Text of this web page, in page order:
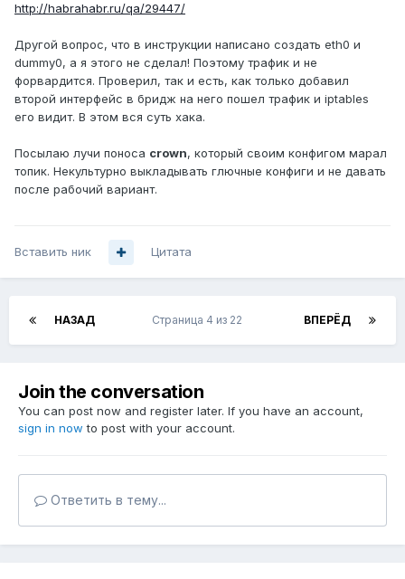
http://habrahabr.ru/qa/29447/
Другой вопрос, что в инструкции написано создать eth0 и
dummy0, а я этого не сделал! Поэтому трафик и не
форвардится. Проверил, так и есть, как только добавил
второй интерфейс в бридж на него пошел трафик и iptables
его видит. В этом вся суть хака.
Посылаю лучи поноса crown, который своим конфигом марал
топик. Некультурно выкладывать глючные конфиги и не давать
после рабочий вариант.
Вставить ник Цитата
НАЗАД ВПЕРЁД
Страница 4 из 22
Join the conversation
You can post now and register later. If you have an account,
sign in now to post with your account.
Ответить в тему...